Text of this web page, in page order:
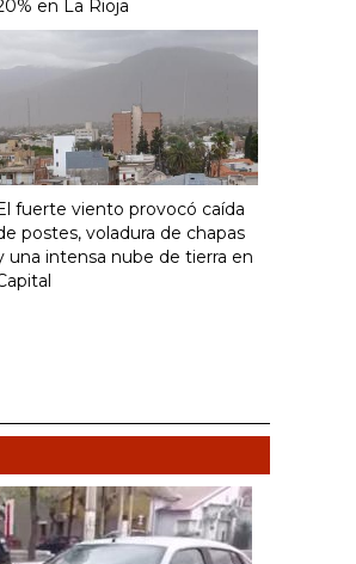
en La Rioja
El fuerte viento provocó caída
postes, voladura de chapas
una intensa nube de tierra en